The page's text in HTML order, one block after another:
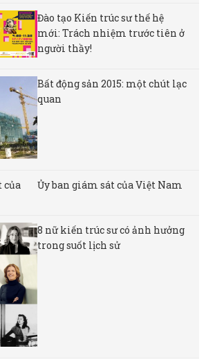
Đào tạo Kiến trúc sư thế hệ
mới: Trách nhiệm trước tiên ở
người thầy!
Bất động sản 2015: một chút lạc
quan
Ủy ban giám sát của Việt Nam
8 nữ kiến ​​trúc sư có ảnh hưởng
trong suốt lịch sử